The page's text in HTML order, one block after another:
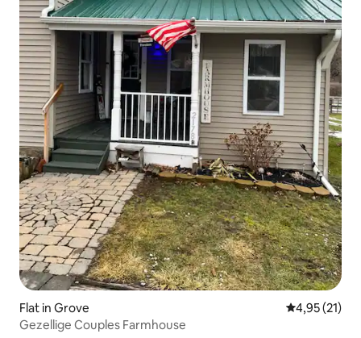
Flat in Grove Gemiddelde
4,95 (21)
Gezellige Couples Farmhouse